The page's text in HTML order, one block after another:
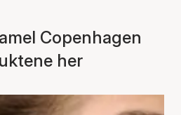
Copenhagen
her